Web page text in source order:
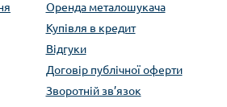
Оренда металошукача
Купівля в кредит
Відгуки
Договір публічної оферти
Зворотній зв’язок